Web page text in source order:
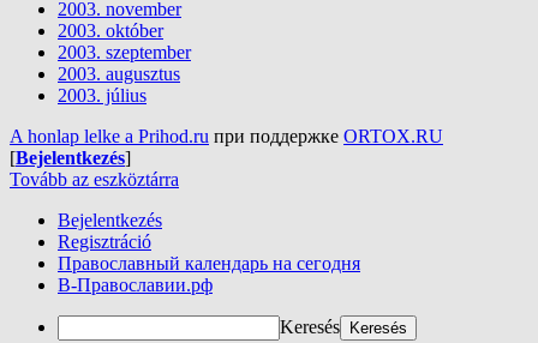
2003. november
2003. október
2003. szeptember
2003. augusztus
2003. július
A honlap lelke a Prihod.ru при поддержке ORTOX.RU
[Bejelentkezés]
Tovább az eszköztárra
Bejelentkezés
Regisztráció
Православный календарь на сегодня
В-Православии.рф
Keresés